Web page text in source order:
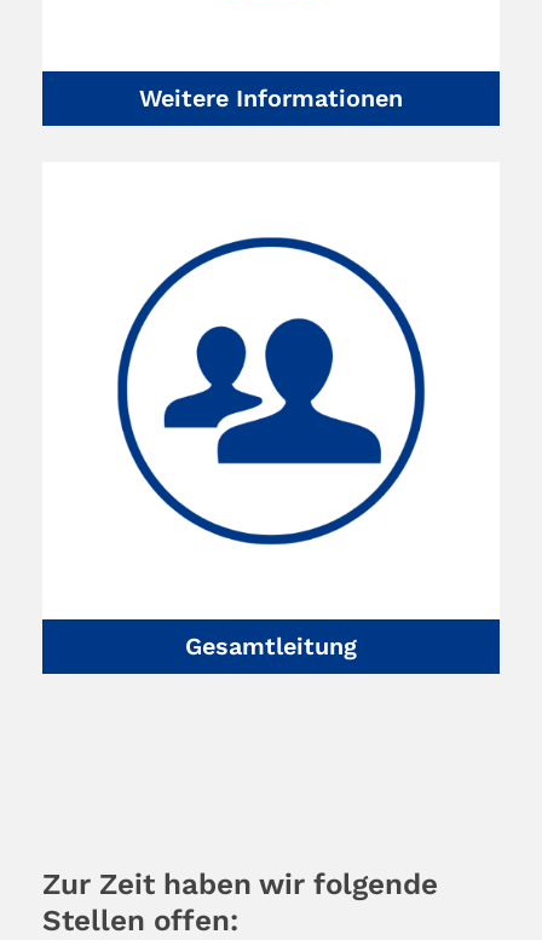
Weitere Informationen
Gesamtleitung
Zur Zeit haben wir folgende
Stellen offen: